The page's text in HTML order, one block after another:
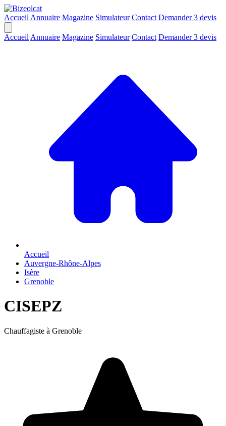
Accueil Annuaire Magazine Simulateur Contact Demander 3 devis
Accueil Annuaire Magazine Simulateur Contact Demander 3 devis
Accueil
Auvergne-Rhône-Alpes
Isère
Grenoble
CISEPZ
Chauffagiste à Grenoble